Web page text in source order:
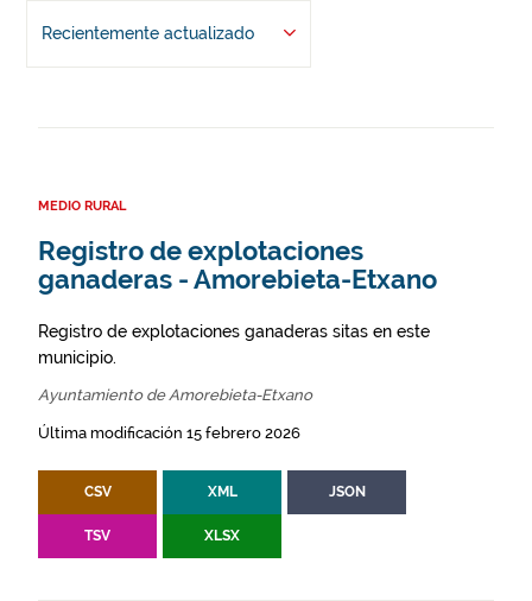
Recientemente actualizado
MEDIO RURAL
Registro de explotaciones
ganaderas - Amorebieta-Etxano
Registro de explotaciones ganaderas sitas en este
municipio.
Ayuntamiento de Amorebieta-Etxano
Última modificación 15 febrero 2026
CSV XML JSON
TSV XLSX